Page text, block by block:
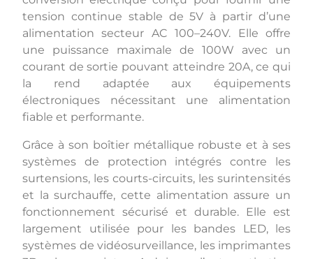
tension continue stable de 5V à partir d’une
alimentation secteur AC 100–240V. Elle offre
une puissance maximale de 100W avec un
courant de sortie pouvant atteindre 20A, ce qui
la rend adaptée aux équipements
électroniques nécessitant une alimentation
fiable et performante.
Grâce à son boîtier métallique robuste et à ses
systèmes de protection intégrés contre les
surtensions, les courts-circuits, les surintensités
et la surchauffe, cette alimentation assure un
fonctionnement sécurisé et durable. Elle est
largement utilisée pour les bandes LED, les
systèmes de vidéosurveillance, les imprimantes